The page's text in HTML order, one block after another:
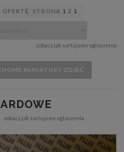
OFERTĘ. STRONA 1 Z 1
zobacz jak sortujemy ogłoszenia
MINIATURY ZDJĘĆ
zobacz jak sortujemy ogłoszenia